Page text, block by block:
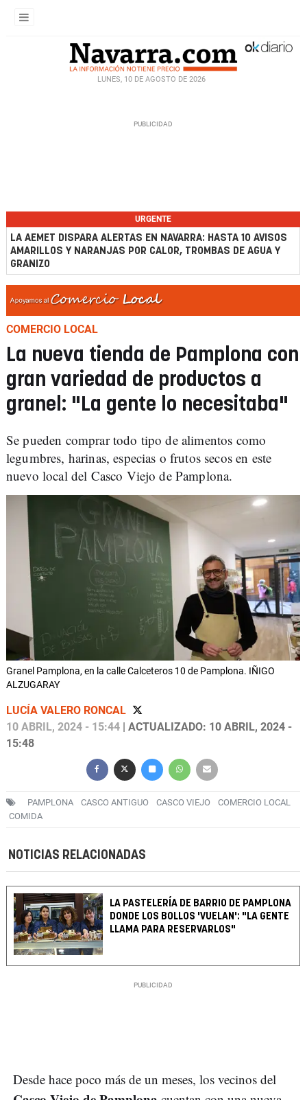
LUNES, 10 DE AGOSTO DE 2026
URGENTE
LA AEMET DISPARA ALERTAS EN NAVARRA: HASTA 10 AVISOS
AMARILLOS Y NARANJAS POR CALOR, TROMBAS DE AGUA Y
GRANIZO
COMERCIO LOCAL
La nueva tienda de Pamplona con
gran variedad de productos a
granel: "La gente lo necesitaba"
Se pueden comprar todo tipo de alimentos como
legumbres, harinas, especias o frutos secos en este
nuevo local del Casco Viejo de Pamplona.
Granel Pamplona, en la calle Calceteros 10 de Pamplona. IÑIGO
ALZUGARAY
LUCÍA VALERO RONCAL
10 ABRIL, 2024 - 15:44 | ACTUALIZADO: 10 ABRIL, 2024 -
15:48
PAMPLONA CASCO ANTIGUO CASCO VIEJO
COMERCIO LOCAL
COMIDA
NOTICIAS RELACIONADAS
LA PASTELERÍA DE BARRIO DE PAMPLONA
DONDE LOS BOLLOS 'VUELAN': "LA GENTE
LLAMA PARA RESERVARLOS"
Desde hace poco más de un meses, los vecinos del